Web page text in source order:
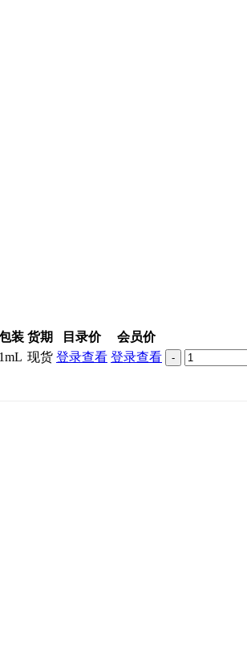
装 货期 目录价 会员价
1mL 现货 登录查看 登录查看 -